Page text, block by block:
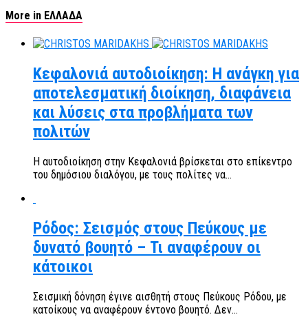
More in ΕΛΛΑΔΑ
Κεφαλονιά αυτοδιοίκηση: Η ανάγκη για
αποτελεσματική διοίκηση, διαφάνεια
και λύσεις στα προβλήματα των
πολιτών
Η αυτοδιοίκηση στην Κεφαλονιά βρίσκεται στο επίκεντρο
του δημόσιου διαλόγου, με τους πολίτες να...
Ρόδος: Σεισμός στους Πεύκους με
δυνατό βουητό – Τι αναφέρουν οι
κάτοικοι
Σεισμική δόνηση έγινε αισθητή στους Πεύκους Ρόδου, με
κατοίκους να αναφέρουν έντονο βουητό. Δεν...